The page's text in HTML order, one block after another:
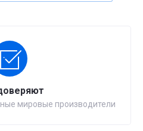
мировые производители